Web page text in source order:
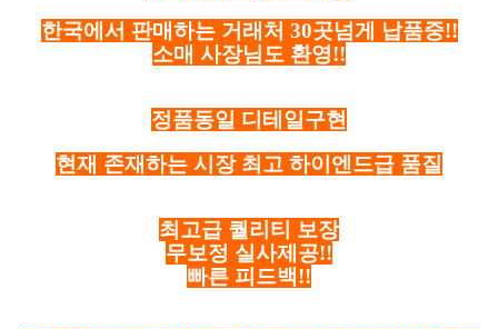
한국에서 판매하는 거래처 30곳넘게 납품중!!
소매 사장님도 환영!!
정품동일 디테일구현
현재 존재하는 시장 최고 하이엔드급 품질
최고급 퀄리티 보장
무보정 실사제공!!
빠른 피드백!!